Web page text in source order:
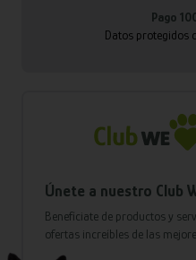
Pago
Datos protegidos
Únete a nuestro Club
Benefíciate de productos y
ofertas increíbles de las